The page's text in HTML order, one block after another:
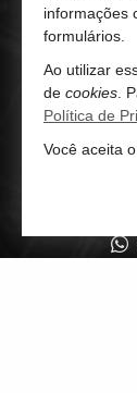
informações
formulários.
Ao utilizar
de cookies .
Política de
Você aceita